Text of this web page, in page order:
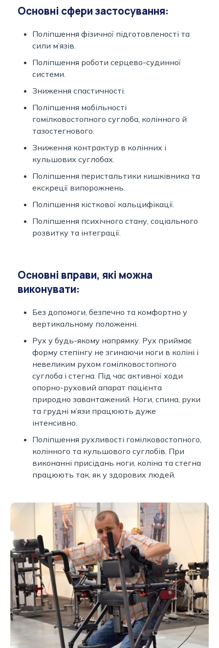
Основні сфери застосування:
Поліпшення фізичної підготовленості та
сили м’язів.
Поліпшення роботи серцево-судинної
системи.
Зниження спастичності.
Поліпшення мобільності
гомілковостопного суглоба, колінного й
тазостегнового.
Зниження контрактур в колінних і
кульшових суглобах.
Поліпшення перистальтики кишківника та
екскреції випорожнень.
Поліпшення кісткової кальцифікації.
Поліпшення психічного стану, соціального
розвитку та інтеграції.
Основні вправи, які можна
виконувати:
Без допомоги, безпечно та комфортно у
вертикальному положенні.
Рух у будь-якому напрямку. Рух приймає
форму степінгу не згинаючи ноги в коліні і
невеликим рухом гомілковостопного
суглоба і стегна. Під час активної ходи
опорно-руховий апарат пацієнта
природно завантажений. Ноги, спина, руки
та грудні м’язи працюють дуже
інтенсивно.
Поліпшення рухливості гомілковостопного,
колінного та кульшового суглобів. При
виконанні присідань ноги, коліна та стегна
працюють так, як у здорових людей.